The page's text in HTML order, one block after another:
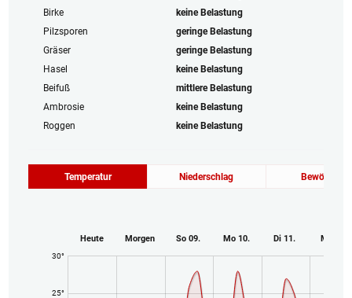
Birke
keine Belastung
Pilzsporen
geringe Belastung
Gräser
geringe Belastung
Hasel
keine Belastung
Beifuß
mittlere Belastung
Ambrosie
keine Belastung
Roggen
keine Belastung
Temperatur Niederschlag Bewölkung
Heute Morgen So 09. Mo 10. Di 11. Mi 12.
25°
30°